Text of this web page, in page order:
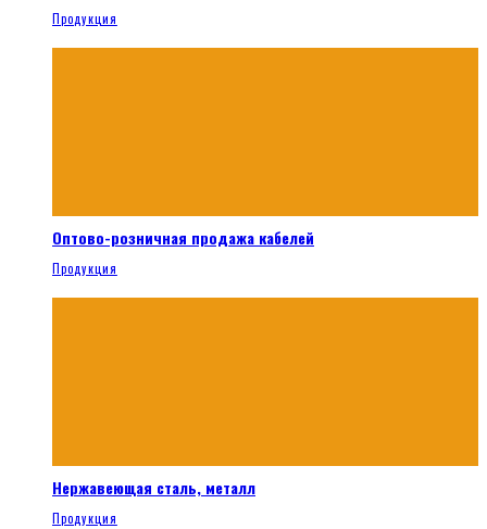
Продукция
Оптово-розничная продажа кабелей
Продукция
Нержавеющая сталь, металл
Продукция